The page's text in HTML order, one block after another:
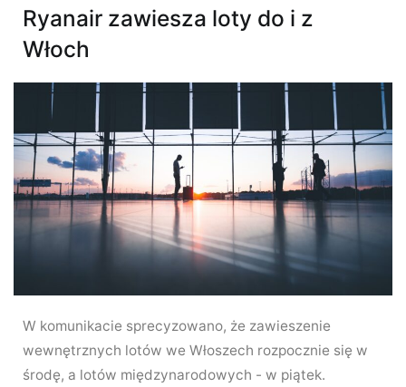
Ryanair zawiesza loty do i z
Włoch
W komunikacie sprecyzowano, że zawieszenie
wewnętrznych lotów we Włoszech rozpocznie się w
środę, a lotów międzynarodowych - w piątek.